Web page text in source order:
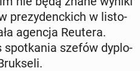
pre­zy­denc­kich w li­sto­
agencja Reutera.
spo­tka­nia szefów dy­plo­